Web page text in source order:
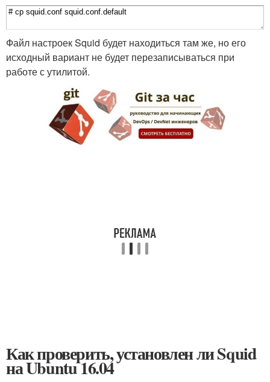
Файл настроек Squid будет находиться там же, но его
исходный вариант не будет перезаписываться при
работе с утилитой.
Как проверить, установлен ли Squid
на Ubuntu 16.04